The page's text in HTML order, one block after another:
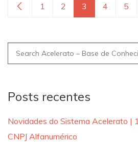
1 2 3 4 5
Search
for:
Posts recentes
Novidades do Sistema Acelerato |
CNPJ Alfanumérico